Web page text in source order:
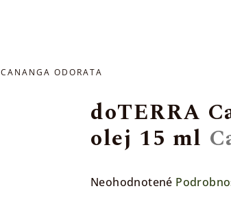
CANANGA ODORATA
doTERRA
olej 15 ml
Priemerné
Neohodnotené